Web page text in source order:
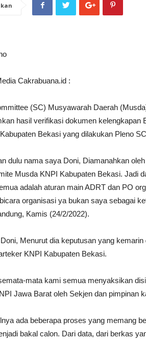
Cakrabuana.id :
(SC) Musyawarah Daerah
hasil verifikasi dokumen kelengkapan
Bekasi yang dilakukan Pleno
dulu nama saya Doni, Diamanahkan
Musda KNPI Kabupaten Bekasi. Jadi
adalah aturan main ADRT dan PO
organisasi ya bukan saya sebagai
Kamis (24/2/2022).
Menurut dia keputusan yang
KNPI Kabupaten Bekasi.
mata kami semua menyaksikan
Jawa Barat oleh Sekjen dan pimpinan
ada beberapa proses yang memang
bakal calon. Dari data, dari berkas